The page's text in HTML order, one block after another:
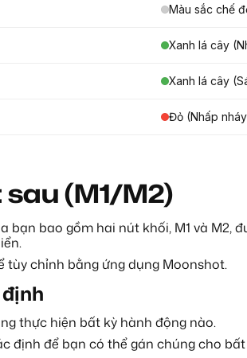
Màu sắc chế
Xanh lá cây
Xanh lá cây
Đỏ (Nhấp
(M1/M2)
bạn bao gồm hai nút khối, M1 và
chỉnh bằng ứng dụng Moonshot.
định
thực hiện bất kỳ hành động nào.
định để bạn có thể gán chúng cho